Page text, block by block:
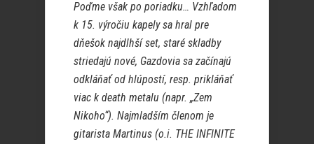
Poďme však po poriadku… Vzhľadom
k 15. výročiu kapely sa hral pre
dňešok najdlhší set, staré skladby
striedajú nové, Gazdovia sa začínajú
odkláňať od hlúpostí, resp. prikláňať
viac k death metalu (napr. „Zem
Nikoho“). Najmladším členom je
gitarista Martinus (o.i. THE INFINITE